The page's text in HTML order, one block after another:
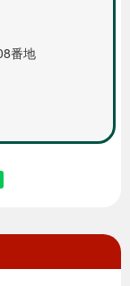
番地